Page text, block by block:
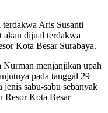
Aris Susanti
akan dijual terdakwa
Kota Besar Surabaya.
menjanjikan upah
pada tanggal 29
sabu-sabu sebanyak
Resor Kota Besar